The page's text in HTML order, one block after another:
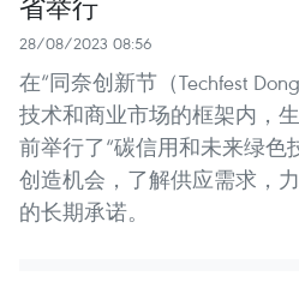
28/08/2023 08:56
在“同奈创新节（Techfest
技术和商业市场的框架内，
前举行了“碳信用和未来绿色
创造机会，了解供应需求，
的长期承诺。